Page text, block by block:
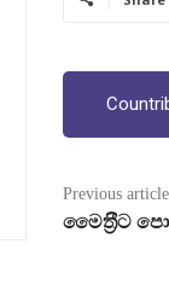
Previous article
මෛත‍්‍රීට